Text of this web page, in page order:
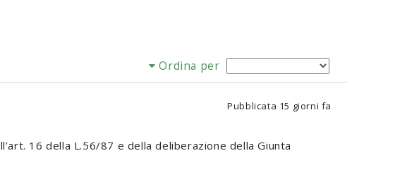
Ordina per
Pubblicata 15 giorni fa
16 della L.56/87 e della deliberazione della Giunta